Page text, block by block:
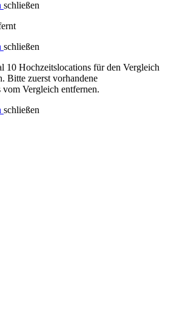
schließen
schließen
10 Hochzeitslocations für den Vergleich
Bitte zuerst vorhandene
Vergleich entfernen.
schließen